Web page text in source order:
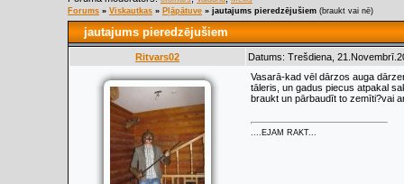
Forums » Viskautkas » Pļāpātuve » jautajums pieredzējušiem (braukt vai nē)
jautajums pieredzējušiem
Ritvars02 Datums: Trešdiena,
Vasarā-kad vēl dārzos auga
tāleris, un gadus piecus atpakal
braukt un pārbaudīt to zemīti?vai
....EJAM RAKT...